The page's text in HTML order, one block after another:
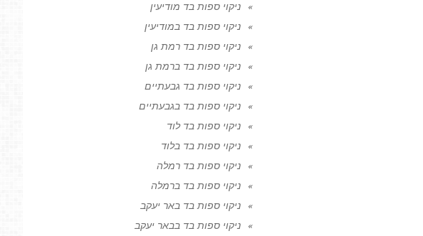
ניקוי ספות בד מודיעין
ניקוי ספות בד במודיעין
ניקוי ספות בד רמת גן
ניקוי ספות בד ברמת גן
ניקוי ספות בד גבעתיים
ניקוי ספות בד בגבעתיים
ניקוי ספות בד לוד
ניקוי ספות בד בלוד
ניקוי ספות בד רמלה
ניקוי ספות בד ברמלה
ניקוי ספות בד באר יעקב
ניקוי ספות בד בבאר יעקב